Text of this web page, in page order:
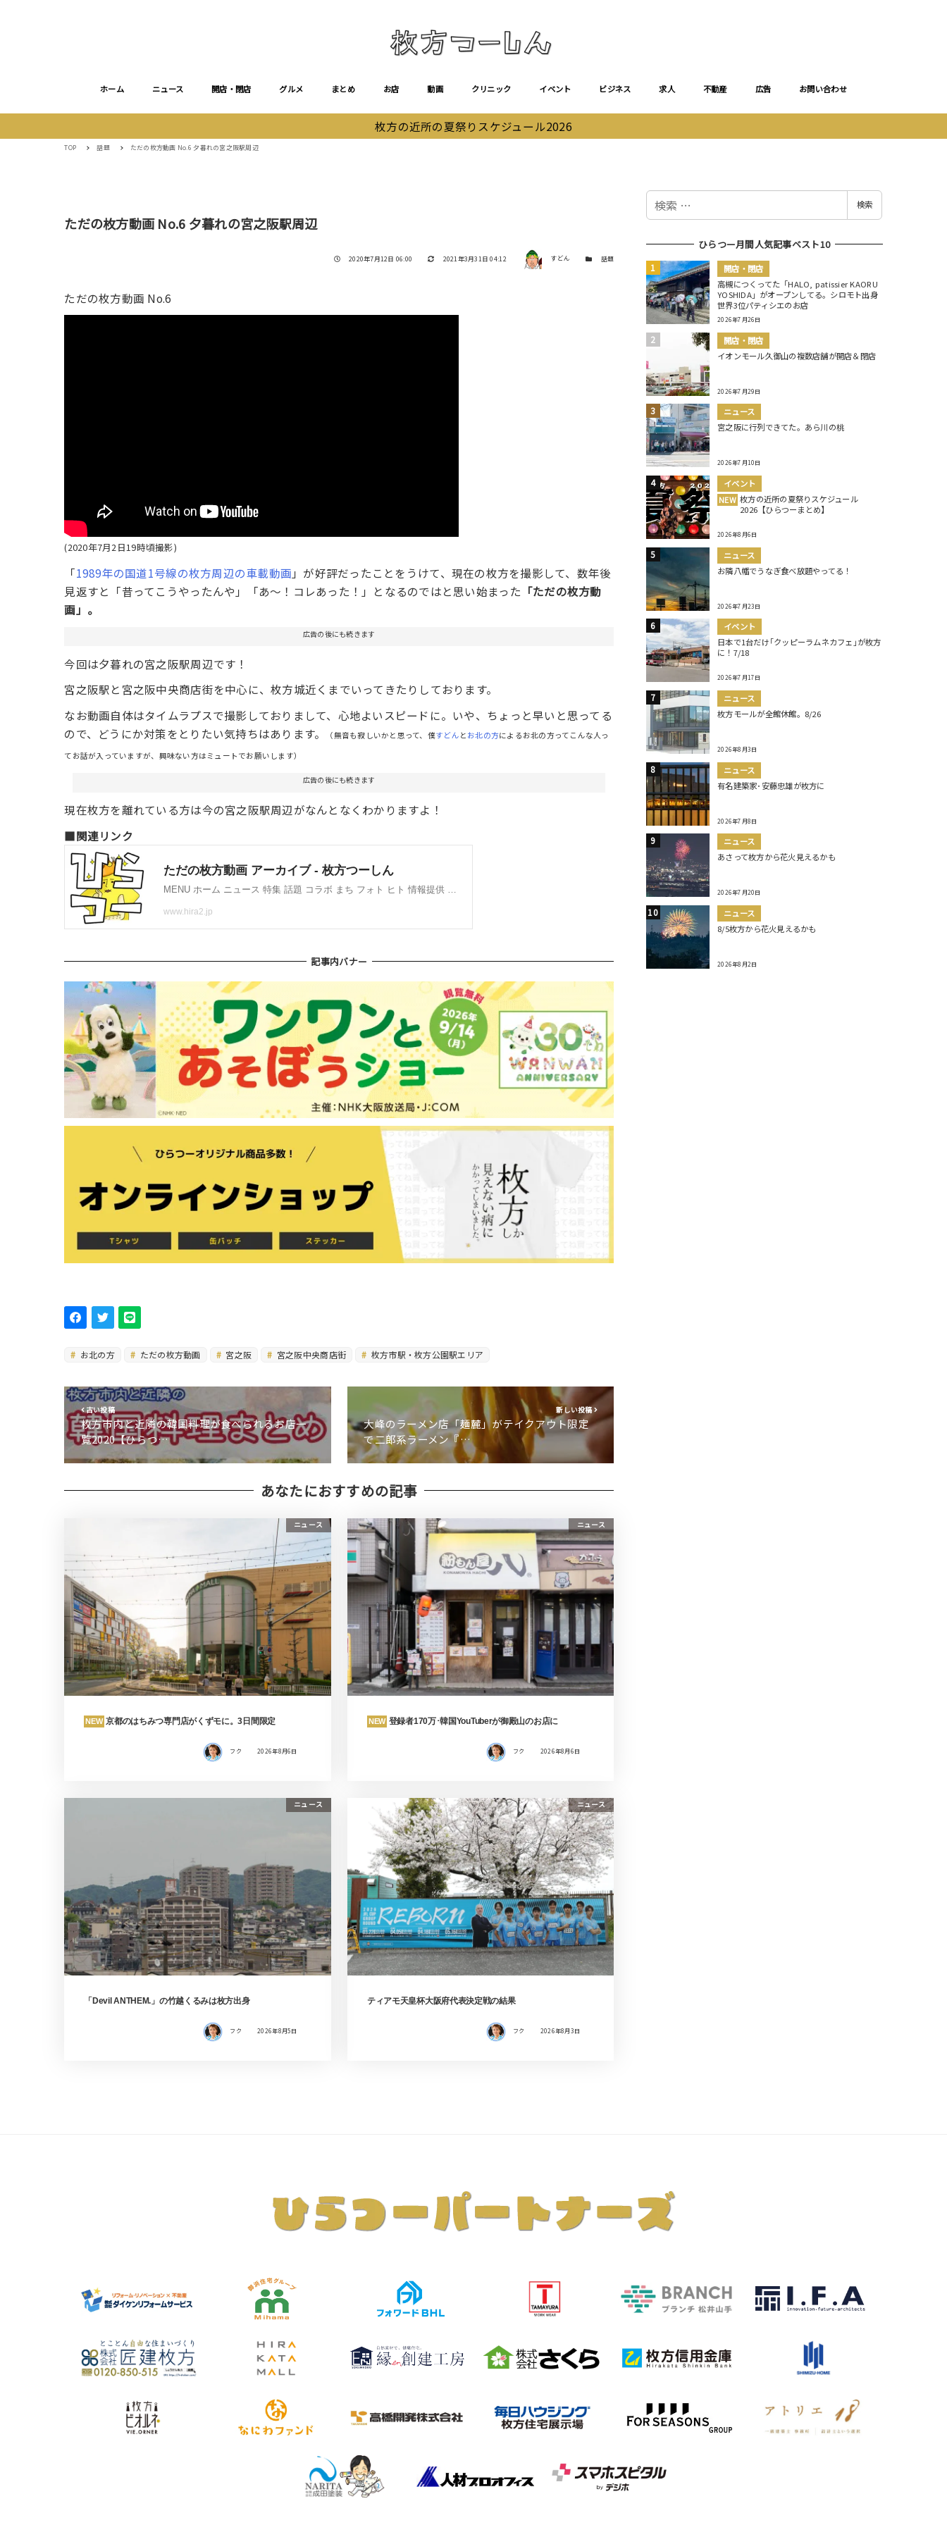
ホーム ニュース 開店・閉店 グルメ まとめ お店 動画 クリニック イベント ビジネス 求人 不動産 広告 お問い合わせ
枚方の近所の夏祭りスケジュール2026
TOP 話題 ただの枚方動画 No.6 夕暮れの宮之阪駅周辺
ただの枚方動画 No.6 夕暮れの宮之阪駅周辺
投稿日
2020年7月12日 06:00 更新日
2021年3月31日 04:12 著者 すどん カテゴリー
話題
ただの枚方動画 No.6
(2020年7月2日19時頃撮影)
「1989年の国道1号線の枚方周辺の車載動画 」が好評だったことをうけて、現在の枚方を撮影して、数年後
見返すと「昔ってこうやったんや」「あ〜！コレあった！」となるのではと思い始まった 「ただの枚方動
画」。
広告の後にも続きます
今回は夕暮れの宮之阪駅周辺です！
宮之阪駅と宮之阪中央商店街を中心に、枚方城近くまでいってきたりしております。
なお動画自体はタイムラプスで撮影しておりまして、心地よいスピードに。いや、ちょっと早いと思ってる
ので、どうにか対策をとりたい気持ちはあります。
（無音も寂しいかと思って、僕すどん と お北の方によるお北の方ってこんな人っ
てお話が入っていますが、興味ない方はミュートでお願いします）
広告の後にも続きます
現在枚方を離れている方は今の宮之阪駅周辺がなんとなくわかりますよ！
■関連リンク
記事内バナー
お北の方 ただの枚方動画 宮之阪 宮之阪中央商店街 枚方市駅・枚方公園駅エリア
古い投稿
枚方市内と近隣の韓国料理が食べられるお店一
覧2020【ひらつ…
新しい投稿
大峰のラーメン店「麺麓」がテイクアウト限定
で二郎系ラーメン『…
あなたにおすすめの記事
ニュース
NEW 京都のはちみつ専門店がくずモに。3日間限定
フク 2026年8月6日
ニュース
NEW 登録者170万･韓国YouTuberが御殿山のお店に
フク 2026年8月6日
ニュース
「Devil ANTHEM.」の竹越くるみは枚方出身
フク 2026年8月5日
ニュース
ティアモ天皇杯大阪府代表決定戦の結果
フク 2026年8月3日
検
検索
ひらつー月間人気記事ベスト10
開店・閉店
高槻につくってた「HALO, patissier KAORU
YOSHIDA」がオープンしてる。シロモト出身
世界3位パティシエのお店
2026年7月26日
開店・閉店
イオンモール久御山の複数店舗が開店＆閉店
2026年7月29日
ニュース
宮之阪に行列できてた。あら川の桃
2026年7月10日
イベント
NEW 枚方の近所の夏祭りスケジュール
2026【ひらつーまとめ】
2026年8月6日
ニュース
お隣八幡でうなぎ食べ放題やってる！
2026年7月23日
イベント
日本で1台だけ｢クッピーラムネカフェ｣が枚方
に！7/18
2026年7月17日
ニュース
枚方モールが全館休館。8/26
2026年8月3日
ニュース
有名建築家･安藤忠雄が枚方に
2026年7月8日
ニュース
あさって枚方から花火見えるかも
2026年7月20日
ニュース
8/5枚方から花火見えるかも
2026年8月2日